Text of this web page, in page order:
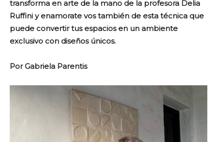
transforma en arte de la mano de la profesora Delia
Ruffini y enamorate vos también de esta técnica que
puede convertir tus espacios en un ambiente
exclusivo con diseños únicos.
Por Gabriela Parentis